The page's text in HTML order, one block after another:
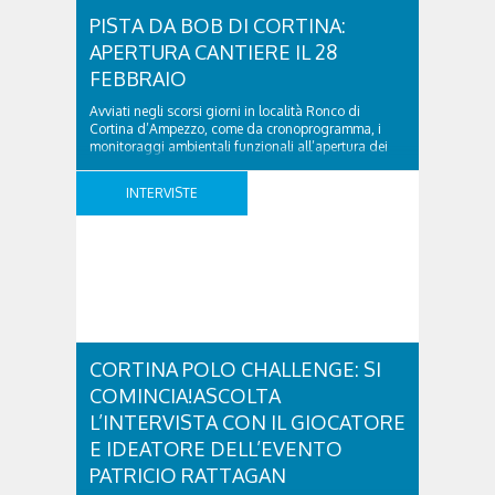
PISTA DA BOB DI CORTINA:
APERTURA CANTIERE IL 28
FEBBRAIO
Avviati negli scorsi giorni in località Ronco di
Cortina d’Ampezzo, come da cronoprogramma, i
monitoraggi ambientali funzionali all’apertura dei
Cortina d’Ampezzo Gianluca Lorenzi, in accordo con
il Commissario di SIMICO (Società Infrastrutture
INTERVISTE
CORTINA POLO CHALLENGE: SI
COMINCIA!ASCOLTA
L’INTERVISTA CON IL GIOCATORE
E IDEATORE DELL’EVENTO
PATRICIO RATTAGAN